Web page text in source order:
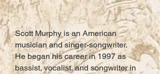
Scott Murphy is an American
musician and singer-songwriter.
He began his career in 1997 as
bassist, vocalist, and songwriter in